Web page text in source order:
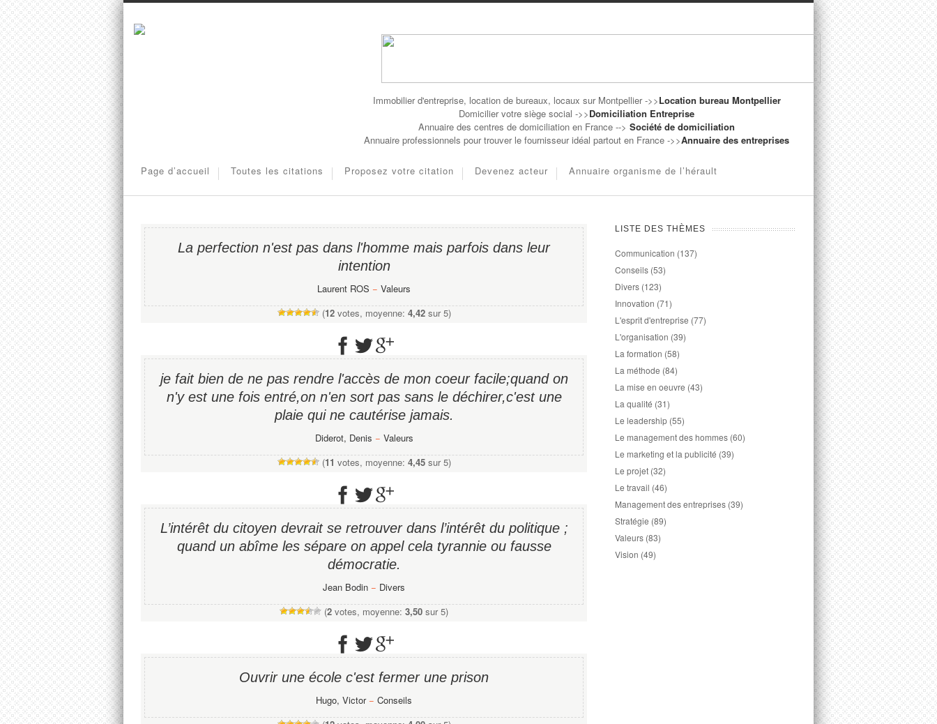
Immobilier d'entreprise, location de bureaux, locaux sur Montpellier ->>Location bureau Montpellier
Domicilier votre siège social ->>Domiciliation Entreprise
Annuaire des centres de domiciliation en France --> Société de domiciliation
Annuaire professionnels pour trouver le fournisseur idéal partout en France ->>Annuaire des entreprises
Page d’accueil Toutes les citations Proposez votre citation Devenez acteur Annuaire organisme de l’hérault
La perfection n'est pas dans l'homme mais parfois dans leur
intention
Laurent ROS − Valeurs
(12votes, moyenne: 4,42sur 5)
je fait bien de ne pas rendre l'accès de mon coeur facile;quand on
n'y est une fois entré,on n'en sort pas sans le déchirer,c'est une
plaie qui ne cautérise jamais.
Diderot, Denis − Valeurs
(11 votes, moyenne: 4,45sur 5)
L’intérêt du citoyen devrait se retrouver dans l’intérêt du politique ;
quand un abîme les sépare on appel cela tyrannie ou fausse
démocratie.
Jean Bodin − Divers
(2 votes, moyenne: 3,50 sur 5)
Ouvrir une école c'est fermer une prison
Hugo, Victor− Conseils
LISTE DES THÈMES
Communication (137)
Conseils (53)
Divers (123)
Innovation (71)
L'esprit d'entreprise (77)
L'organisation (39)
La formation (58)
La méthode (84)
La mise en oeuvre (43)
La qualité (31)
Le leadership (55)
Le management des hommes (60)
Le marketing et la publicité (39)
Le projet (32)
Le travail (46)
Management des entreprises (39)
Stratégie (89)
Valeurs (83)
Vision (49)